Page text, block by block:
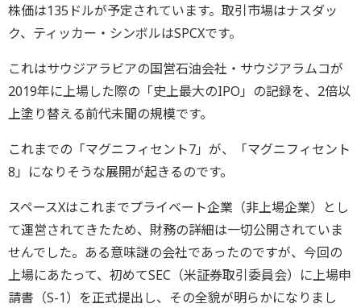
株価は135ドルが予定されています。取引市場はナスダッ
ク、ティッカー・シンボルはSPCXです。
これはサウジアラビアの国営石油会社・サウジアラムコが
2019年に上場した際の「史上最大のIPO」の記録を、2倍以
上塗り替える前代未聞の規模です。
これまでの「マグニフィセント7」が、「マグニフィセント
8」になりそうな展開が起きるのです。
スペースXはこれまでプライベート企業（非上場企業）とし
て運営されてきたため、財務の詳細は一切公開されていま
せんでした。ある意味謎の会社であったのですが、今回の
上場にあたって、初めてSEC（米証券取引委員会）に上場申
請書（S-1）を正式提出し、その全貌が明らかになりまし